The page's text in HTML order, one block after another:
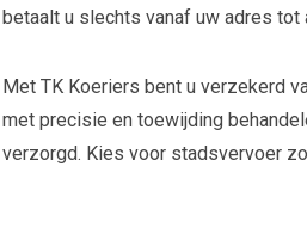
betaalt u slechts vanaf uw adres
Met TK Koeriers bent u verzekerd
met precisie en toewijding
verzorgd. Kies voor stadsvervoer